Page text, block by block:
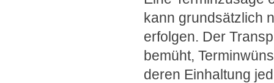
kann grundsätzlich
erfolgen. Der
bemüht,
deren Einhaltung